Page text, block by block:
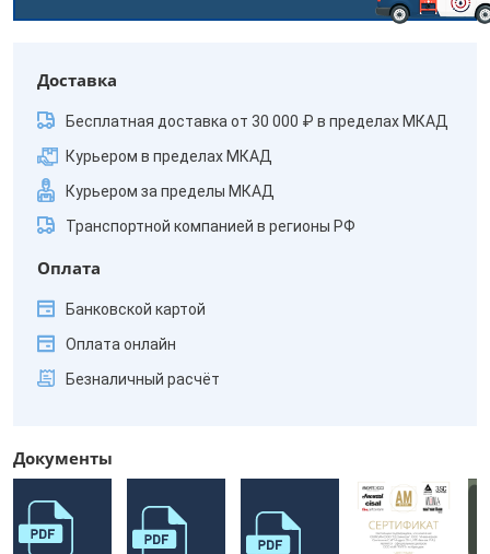
Доставка
Бесплатная доставка от 30 000 ₽ в пределах МКАД
Курьером в пределах МКАД
Курьером за пределы МКАД
Транспортной компанией в регионы РФ
Оплата
Банковской картой
Оплата онлайн
Безналичный расчёт
Документы